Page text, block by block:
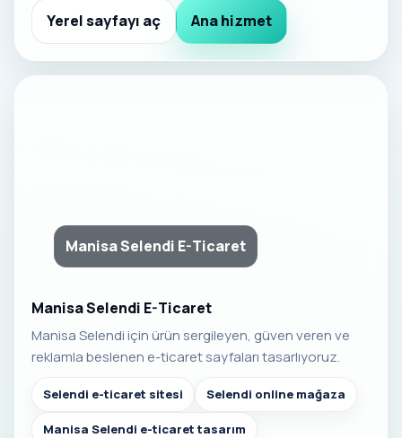
Yerel sayfayı aç Ana hizmet
Manisa Selendi E-Ticaret
Manisa Selendi E-Ticaret
Manisa Selendi için ürün sergileyen, güven veren ve
reklamla beslenen e-ticaret sayfaları tasarlıyoruz.
Selendi e-ticaret sitesi Selendi online mağaza
Manisa Selendi e-ticaret tasarım